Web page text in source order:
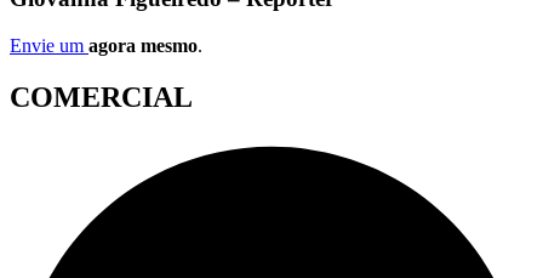
Envie um agora mesmo.
COMERCIAL